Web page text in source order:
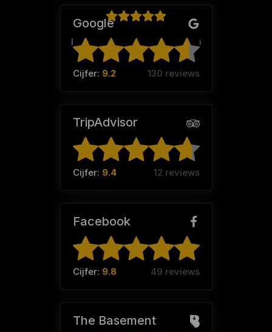
Klaartje (Team:Lesterhuisjes )
Google
Cijfer: 9.2 130 reviews
TripAdvisor
Cijfer: 9.4 12 reviews
Facebook
Cijfer: 9.8 49 reviews
The Basement